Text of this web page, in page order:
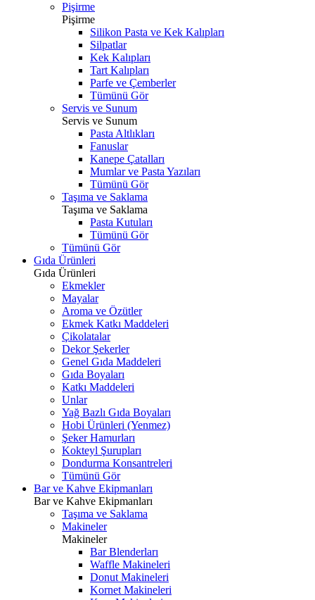
Pişirme
Pişirme
Silikon Pasta ve Kek Kalıpları
Silpatlar
Kek Kalıpları
Tart Kalıpları
Parfe ve Çemberler
Tümünü Gör
Servis ve Sunum
Servis ve Sunum
Pasta Altlıkları
Fanuslar
Kanepe Çatalları
Mumlar ve Pasta Yazıları
Tümünü Gör
Taşıma ve Saklama
Taşıma ve Saklama
Pasta Kutuları
Tümünü Gör
Tümünü Gör
Gıda Ürünleri
Gıda Ürünleri
Ekmekler
Mayalar
Aroma ve Özütler
Ekmek Katkı Maddeleri
Çikolatalar
Dekor Şekerler
Genel Gıda Maddeleri
Gıda Boyaları
Katkı Maddeleri
Unlar
Yağ Bazlı Gıda Boyaları
Hobi Ürünleri (Yenmez)
Şeker Hamurları
Kokteyl Şurupları
Dondurma Konsantreleri
Tümünü Gör
Bar ve Kahve Ekipmanları
Bar ve Kahve Ekipmanları
Taşıma ve Saklama
Makineler
Makineler
Bar Blenderları
Waffle Makineleri
Donut Makineleri
Kornet Makineleri